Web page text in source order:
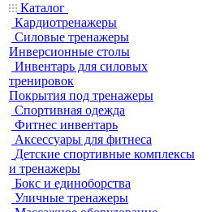
Каталог
Кардиотренажеры
Силовые тренажеры
Инверсионные столы
Инвентарь для силовых
тренировок
Покрытия под тренажеры
Спортивная одежда
Фитнес инвентарь
Аксессуары для фитнеса
Детские спортивные комплексы
и тренажеры
Бокс и единоборства
Уличные тренажеры